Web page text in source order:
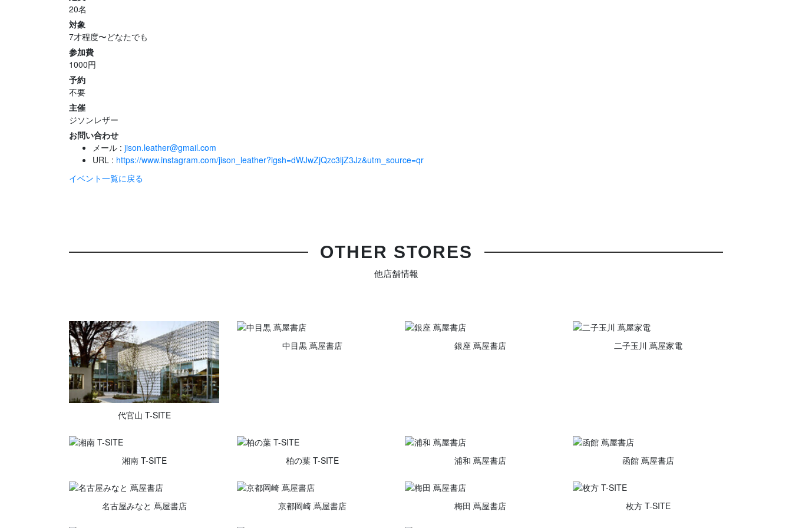
20名
対象
7才程度〜どなたでも
参加費
1000円
予約
不要
主催
ジソンレザー
お問い合わせ
メール : jison.leather@gmail.com
URL : https://www.instagram.com/jison_leather?igsh=dWJwZjQzc3ljZ3Jz&utm_source=qr
イベント一覧に戻る
OTHER STORES
他店舗情報
代官山 T-SITE
中目黒 蔦屋書店 銀座 蔦屋書店 二子玉川 蔦屋家電
湘南 T-SITE 柏の葉 T-SITE 浦和 蔦屋書店 函館 蔦屋書店
名古屋みなと 蔦屋書店 京都岡崎 蔦屋書店 梅田 蔦屋書店 枚方 T-SITE